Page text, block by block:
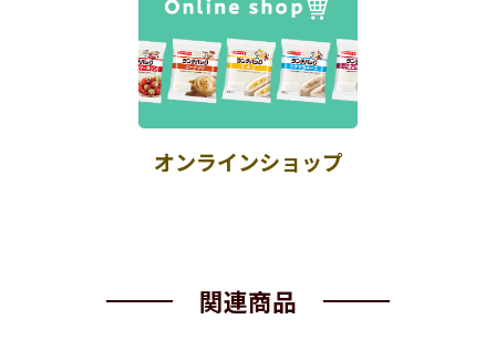
オンラインショップ
関連商品